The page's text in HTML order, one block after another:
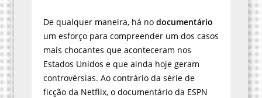
De qualquer maneira, há no documentário
um esforço para compreender um dos casos
mais chocantes que aconteceram nos
Estados Unidos e que ainda hoje geram
controvérsias. Ao contrário da série de
ficção da Netflix, o documentário da ESPN